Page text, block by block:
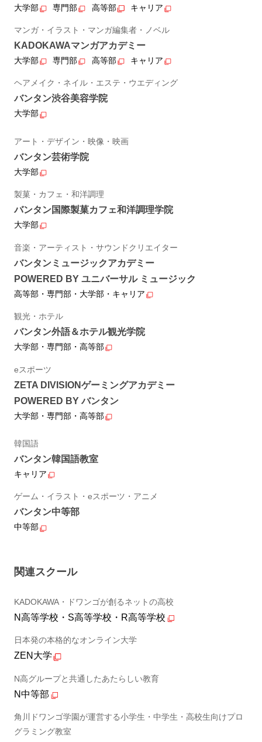
大学部 専門部 高等部 キャリア
マンガ・イラスト・マンガ編集者・ノベル
KADOKAWAマンガアカデミー
大学部 専門部 高等部 キャリア
ヘアメイク・ネイル・エステ・ウエディング
バンタン渋谷美容学院
大学部
アート・デザイン・映像・映画
バンタン芸術学院
大学部
製菓・カフェ・和洋調理
バンタン国際製菓カフェ和洋調理学院
大学部
音楽・アーティスト・サウンドクリエイター
バンタンミュージックアカデミー
POWERED BY ユニバーサル ミュージック
高等部・専門部・大学部・キャリア
観光・ホテル
バンタン外語＆ホテル観光学院
大学部・専門部・高等部
eスポーツ
ZETA DIVISIONゲーミングアカデミー
POWERED BY バンタン
大学部・専門部・高等部
韓国語
バンタン韓国語教室
キャリア
ゲーム・イラスト・eスポーツ・アニメ
バンタン中等部
中等部
関連スクール
KADOKAWA・ドワンゴが創るネットの高校
N高等学校・S高等学校・R高等学校
日本発の本格的なオンライン大学
ZEN大学
N高グループと共通したあたらしい教育
N中等部
角川ドワンゴ学園が運営する小学生・中学生・高校生向けプロ
グラミング教室